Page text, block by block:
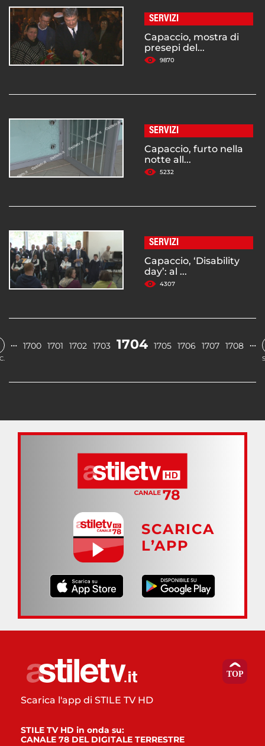
SERVIZI
Capaccio, mostra di
presepi del...
9870
SERVIZI
Capaccio, furto nella
notte all...
5232
SERVIZI
Capaccio, ‘Disability
day’: al ...
4307
… 1700 1701 1702 1703 1704 1705 1706 1707 1708 …
SCARICA
L’APP
Scarica l'app di STILE TV HD
STILE TV HD in onda su:
CANALE 78 DEL DIGITALE TERRESTRE